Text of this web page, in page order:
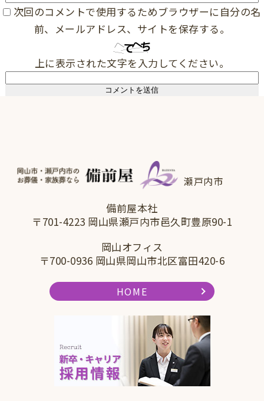
次回のコメントで使用するためブラウザーに自分の名
前、メールアドレス、サイトを保存する。
上に表示された文字を入力してください。
瀬戸内市
備前屋本社
〒701-4223 岡山県瀬戸内市邑久町豊原90-1
岡山オフィス
〒700-0936 岡山県岡山市北区富田420-6
HOME